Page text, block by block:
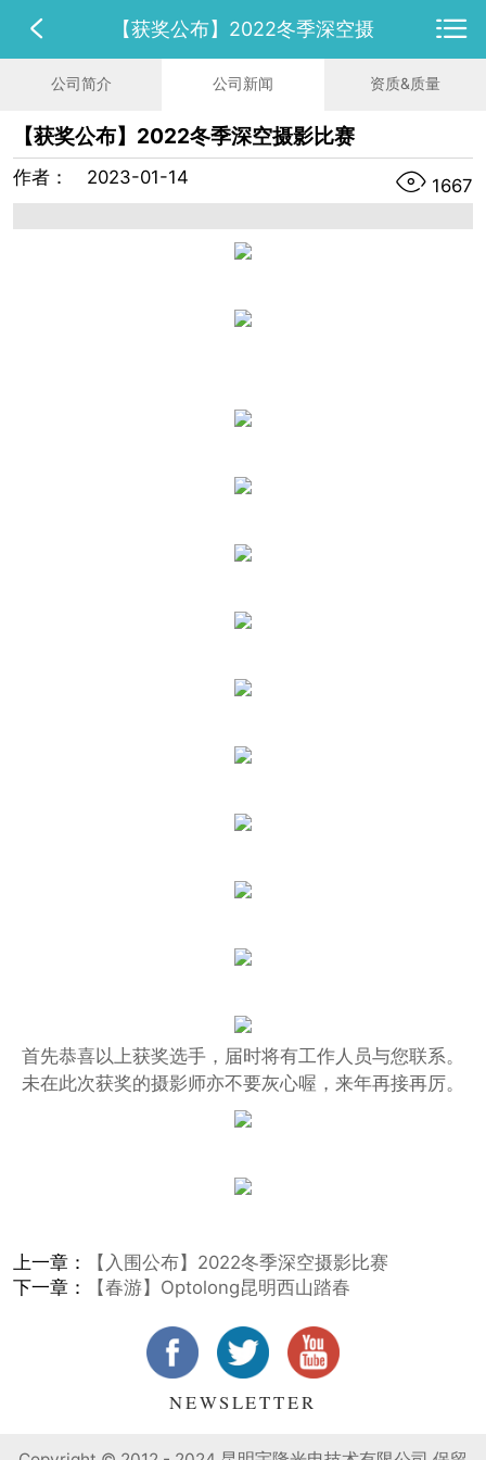
【获奖公布】2022冬季深空摄
公司简介 公司新闻 资质&质量
【获奖公布】2022冬季深空摄影比赛
作者： 2023-01-14 1667
首先恭喜以上获奖选手，届时将有工作人员与您联系。
未在此次获奖的摄影师亦不要灰心喔，来年再接再厉。
上一章：
【入围公布】2022冬季深空摄影比赛
下一章：
【春游】Optolong昆明西山踏春
NEWSLETTER